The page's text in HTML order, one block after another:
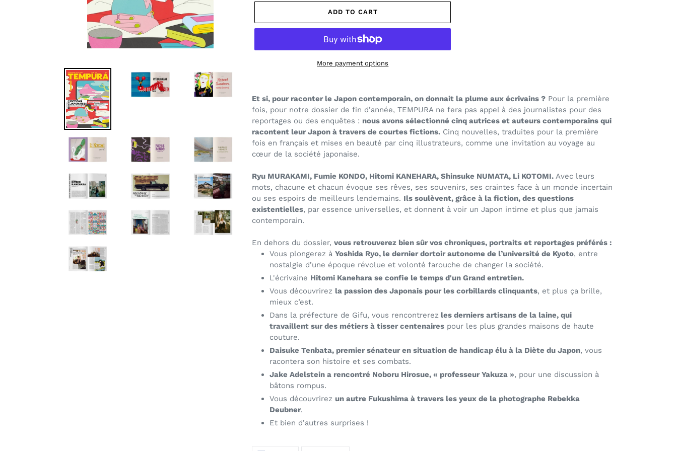
ADD TO CART
More payment options
product
to
cart
Et si, pour raconter le Japon contemporain, on donnait la plume aux écrivains ? Pour la première
fois, pour notre dossier de fin d’année, TEMPURA ne fera pas appel à des journalistes pour des
reportages ou des enquêtes : nous avons sélectionné cinq autrices et auteurs contemporains qui
racontent leur Japon à travers de courtes fictions. Cinq nouvelles, traduites pour la première
fois en français et mises en beauté par cinq illustrateurs, comme une invitation au voyage au
cœur de la société japonaise.
Ryu MURAKAMI, Fumie KONDO, Hitomi KANEHARA, Shinsuke NUMATA, Li KOTOMI. Avec leurs
mots, chacune et chacun évoque ses rêves, ses souvenirs, ses craintes face à un monde incertain
ou ses espoirs de meilleurs lendemains. Ils soulèvent, grâce à la fiction, des questions
existentielles, par essence universelles, et donnent à voir un Japon intime et plus que jamais
contemporain.
En dehors du dossier,vous retrouverez bien sûr vos chroniques, portraits et reportages préférés :
Vous plongerez àYoshida Ryo, le dernier dortoir autonome de l’université de Kyoto, entre
nostalgie d’une époque révolue et volonté farouche de changer la société.
L'écrivaine Hitomi Kanehara se confie le temps d'un Grand entretien.
Vous découvrirez la passion des Japonais pour les corbillards clinquants, et plus ça brille,
mieux c’est.
Dans la préfecture de Gifu, vous rencontrerez les derniers artisans de la laine, qui
travaillent sur des métiers à tisser centenaires pour les plus grandes maisons de haute
couture.
Daisuke Tenbata, premier sénateur en situation de handicap élu à la Diète du Japon, vous
racontera son histoire et ses combats.
Jake Adelstein a rencontré Noboru Hirosue, « professeur Yakuza », pour une discussion à
bâtons rompus.
Vous découvrirez un autre Fukushima à travers les yeux de la photographe Rebekka
Deubner.
Et bien d’autres surprises !